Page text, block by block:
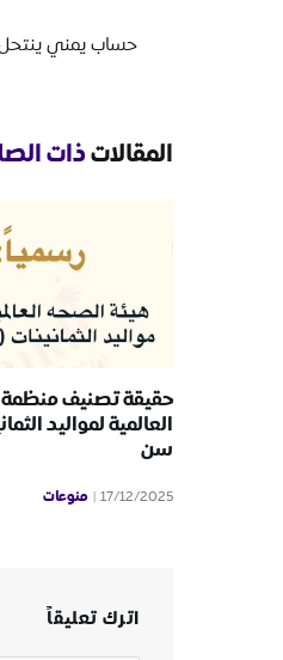
حساب يمني
المقالاتذات
حقيقة تصنيف
العالمية لمواليد
سن
17/12/2025 منوعات
اترك تعليقاً